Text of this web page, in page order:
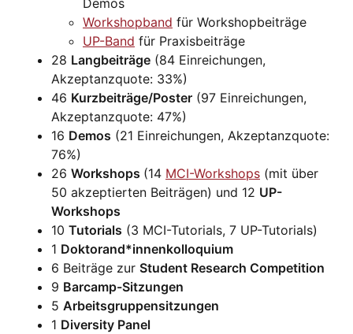
Workshopband für Workshopbeiträge
UP-Band für Praxisbeiträge
28 Langbeiträge (84 Einreichungen,
Akzeptanzquote: 33%)
46 Kurzbeiträge/Poster (97 Einreichungen,
Akzeptanzquote: 47%)
16 Demos (21 Einreichungen, Akzeptanzquote:
76%)
26 Workshops (14 MCI-Workshops (mit über
50 akzeptierten Beiträgen) und 12 UP-
Workshops
10 Tutorials (3 MCI-Tutorials, 7 UP-Tutorials)
1 Doktorand*innenkolloquium
6 Beiträge zur Student Research Competition
9 Barcamp-Sitzungen
5 Arbeitsgruppensitzungen
1 Diversity Panel